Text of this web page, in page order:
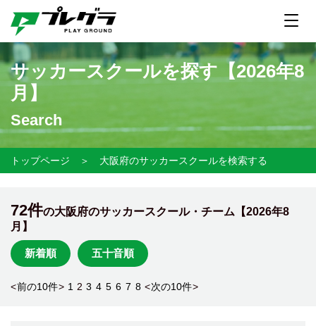
サッカースクールを探す【2026年8
月】
Search
トップページ ＞ 大阪府のサッカースクールを検索する
72件の大阪府のサッカースクール・チーム【2026年8
月】
新着順 五十音順
<前の10件> 1 2 3 4 5 6 7 8 <次の10件>